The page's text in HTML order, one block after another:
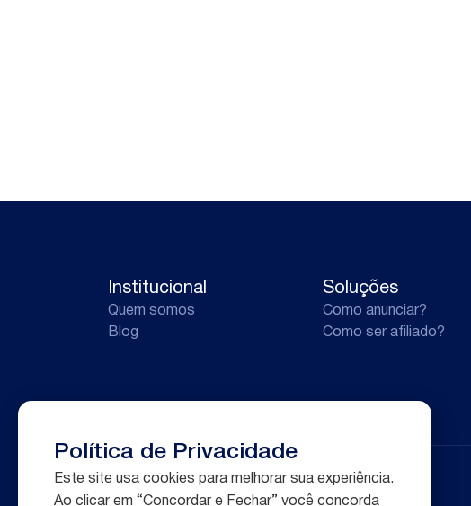
Institucional
Quem somos
Blog
Soluções
Como anunciar?
Como ser afiliado?
Política de Privacidade
Este site usa cookies para melhorar sua experiência.
Ao clicar em “Concordar e Fechar” você concorda